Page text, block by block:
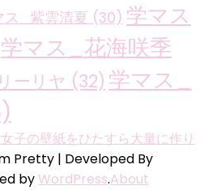
ス_紫雲清夏 (30) 学マス
学マス_花海咲季
ーリヤ (32) 学マス_
子の壁紙をひたすら大量に作り
Pretty | Developed By
byWordPress.About